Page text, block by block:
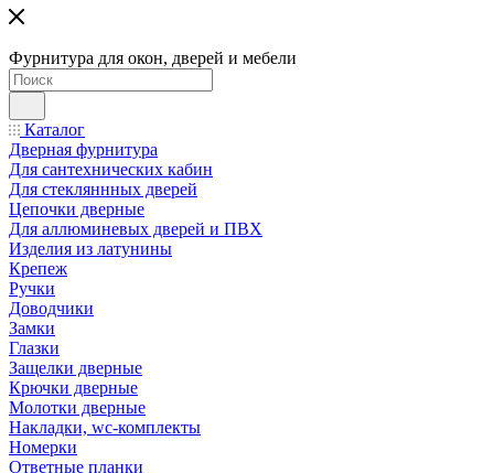
Фурнитура для окон, дверей и мебели
Каталог
Дверная фурнитура
Для сантехнических кабин
Для стекляннных дверей
Цепочки дверные
Для аллюминевых дверей и ПВХ
Изделия из латунины
Крепеж
Ручки
Доводчики
Замки
Глазки
Защелки дверные
Крючки дверные
Молотки дверные
Накладки, wc-комплекты
Номерки
Ответные планки